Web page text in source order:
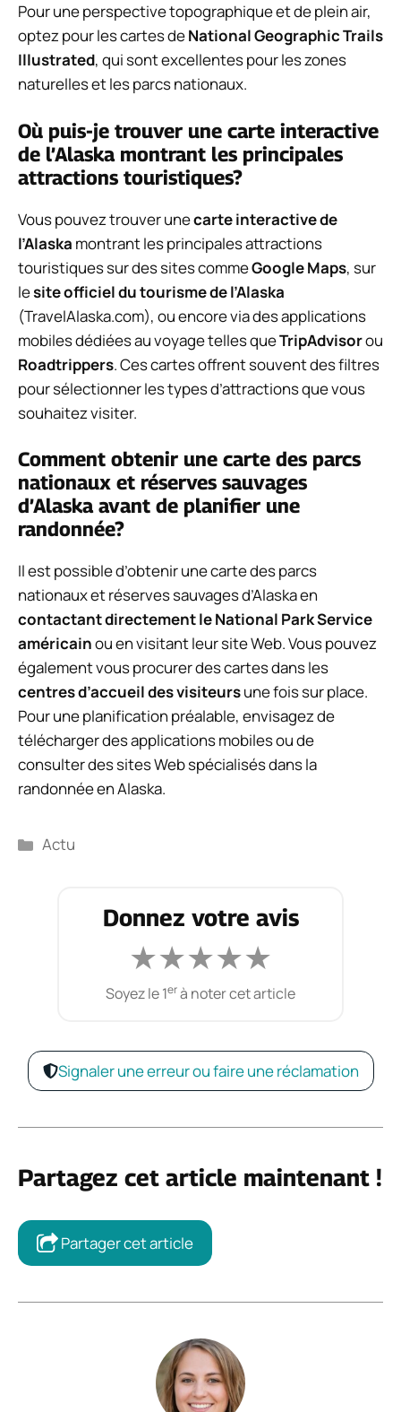
Pour une perspective topographique et de plein air,
optez pour les cartes deNational Geographic Trails
Illustrated, qui sont excellentes pour les zones
naturelles et les parcs nationaux.
Où puis-je trouver une carte interactive
de l’Alaska montrant les principales
attractions touristiques?
Vous pouvez trouver unecarte interactive de
l’Alaska montrant les principales attractions
touristiques sur des sites commeGoogle Maps, sur
lesite officiel du tourisme de l’Alaska
(TravelAlaska.com), ou encore via des applications
mobiles dédiées au voyage telles queTripAdvisorou
Roadtrippers. Ces cartes offrent souvent des filtres
pour sélectionner les types d’attractions que vous
souhaitez visiter.
Comment obtenir une carte des parcs
nationaux et réserves sauvages
d’Alaska avant de planifier une
randonnée?
Il est possible d’obtenir une carte des parcs
nationaux et réserves sauvages d’Alaska en
contactant directement le National Park Service
américainou en visitant leur site Web. Vous pouvez
également vous procurer des cartes dans les
centres d’accueil des visiteursune fois sur place.
Pour une planification préalable, envisagez de
télécharger des applications mobiles ou de
consulter des sites Web spécialisés dans la
randonnée en Alaska.
Catégories
Actu
Donnez votre avis
★★★★★
Soyez le 1erà noter cet article
Signaler une erreur ou faire une réclamation
Partagez cet article maintenant !
Partager cet article